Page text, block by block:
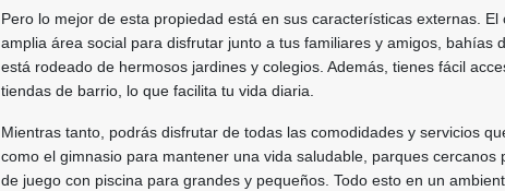
Pero lo mejor de esta propiedad está en sus características externas.
amplia área social para disfrutar junto a tus familiares y amigos, bahías
está rodeado de hermosos jardines y colegios. Además, tienes fácil
tiendas de barrio, lo que facilita tu vida diaria.
Mientras tanto, podrás disfrutar de todas las comodidades y servicios
como el gimnasio para mantener una vida saludable, parques cercanos
de juego con piscina para grandes y pequeños. Todo esto en un